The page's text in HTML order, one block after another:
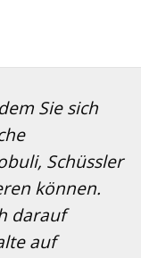
Sie sich
Schüssler
können.
darauf
auf